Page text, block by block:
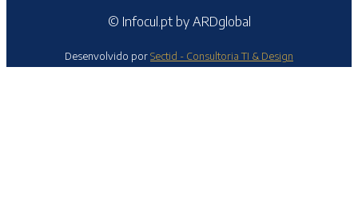
© Infocul.pt by ARDglobal
Desenvolvido porSectid - Consultoria TI & Design